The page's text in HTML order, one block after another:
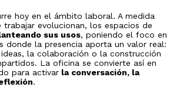
hoy en el ámbito laboral. A medida
evolucionan, los espacios de
sus usos, poniendo el foco en
donde la presencia aporta un valor real:
la colaboración o la construcción
La oficina se convierte así en
para activar la conversación, la
.